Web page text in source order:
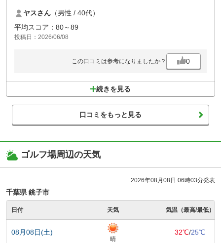
思います。
ヤスさん （男性 / 40代）
平均スコア：80～89
投稿日：2026/06/08
この口コミは参考になりましたか？ 0
続きを見る
口コミをもっと見る
ゴルフ場周辺の天気
2026年08月08日 06時03分発表
千葉県 銚子市
日付 天気 気温（最高/最低）
08月08日(土)
晴
32℃/25℃